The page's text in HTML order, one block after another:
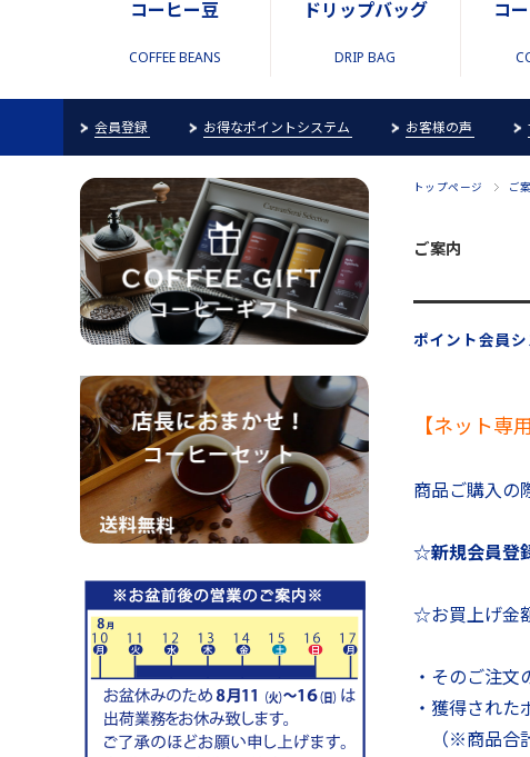
コーヒー豆
COFFEE BEANS
ドリップバッグ
DRIP BAG
コ
会員登録 お得なポイントシステム お客様の声
トップページ ご
ご案内
ポイント会員
【ネット専
商品ご購入の
☆新規会員登
☆お買上げ金
・そのご注
・獲得された
（※商品合